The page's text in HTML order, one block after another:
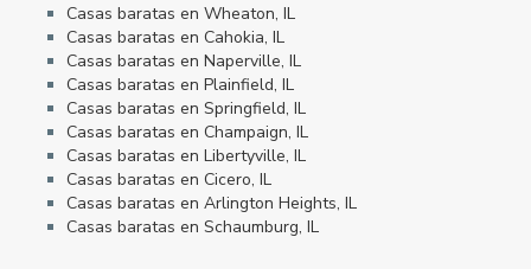
Casas baratas en Wheaton, IL
Casas baratas en Cahokia, IL
Casas baratas en Naperville, IL
Casas baratas en Plainfield, IL
Casas baratas en Springfield, IL
Casas baratas en Champaign, IL
Casas baratas en Libertyville, IL
Casas baratas en Cicero, IL
Casas baratas en Arlington Heights, IL
Casas baratas en Schaumburg, IL